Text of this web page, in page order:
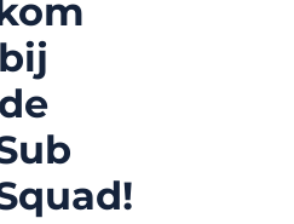
bij
de